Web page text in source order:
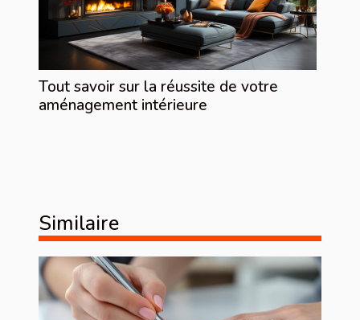
Tout savoir sur la réussite de votre
aménagement intérieure
Similaire